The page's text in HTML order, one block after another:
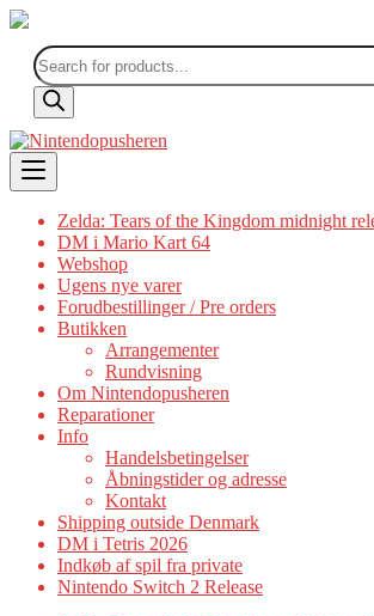
Products
search
Skip
to
content
Zelda: Tears of the Kingdom midnight
DM i Mario Kart 64
Webshop
Ugens nye varer
Forudbestillinger / Pre orders
Butikken
Arrangementer
Rundvisning
Om Nintendopusheren
Reparationer
Info
Handelsbetingelser
Åbningstider og adresse
Kontakt
Shipping outside Denmark
DM i Tetris 2026
Indkøb af spil fra private
Nintendo Switch 2 Release